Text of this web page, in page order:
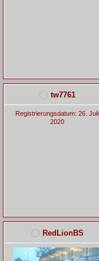
tw7761
Registrierungsdatum: 26. Juli
2020
RedLionBS